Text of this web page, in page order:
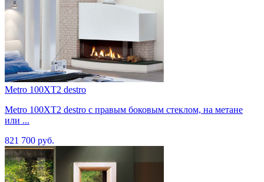
Metro 100XT2 destro
Metro 100XT2 destro с правым боковым стеклом, на метане
или ...
821 700 руб.